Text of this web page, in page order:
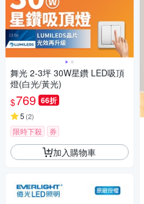
舞光 2-3坪 30W星鑽 LED吸頂
燈(白光/黃光)
$769 66折
5 (2)
限時下殺 券
加入購物車